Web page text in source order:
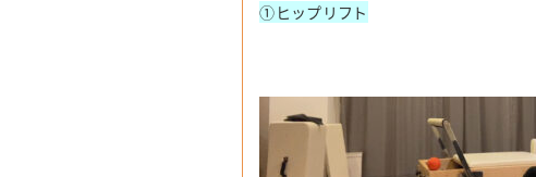
①ヒップリフト